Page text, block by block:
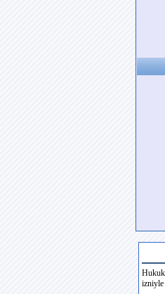
Hukuk
izniyle